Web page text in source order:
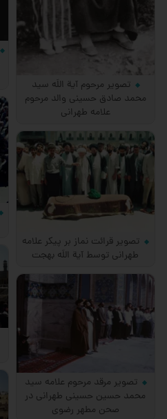
تصویر مرحوم آیة اللَه سید
محمد صادق حسینی والد مرحوم
علامه طهرانی
تصویر قرائت نماز بر پیکر علامه
طهرانی توسط آیة اللَه بهجت
تصویر مرقد مرحوم علامه سید
محمد حسین حسینی طهرانی در
صحن مطهر رضوی